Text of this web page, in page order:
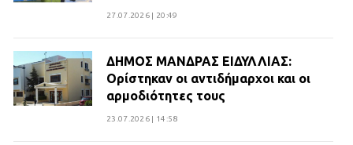
27.07.2026 | 20:49
ΔΗΜΟΣ ΜΑΝΔΡΑΣ ΕΙΔΥΛΛΙΑΣ:
Ορίστηκαν οι αντιδήμαρχοι και οι
αρμοδιότητες τους
23.07.2026 | 14:58